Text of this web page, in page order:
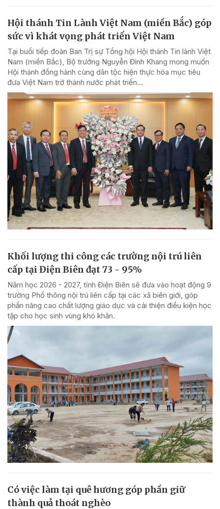
Hội thánh Tin Lành Việt Nam (miền Bắc) góp
sức vì khát vọng phát triển Việt Nam
Tại buổi tiếp đoàn Ban Trị sự Tổng hội Hội thánh Tin lành Việt
Nam (miền Bắc), Bộ trưởng Nguyễn Đình Khang mong muốn
Hội thánh đồng hành cùng dân tộc hiện thực hóa mục tiêu
đưa Việt Nam trở thành nước phát triển...
Khối lượng thi công các trường nội trú liên
cấp tại Điện Biên đạt 73 - 95%
Năm học 2026 - 2027, tỉnh Điện Biên sẽ đưa vào hoạt động 9
trường Phổ thông nội trú liên cấp tại các xã biên giới, góp
phần nâng cao chất lượng giáo dục và cải thiện điều kiện học
tập cho học sinh vùng khó khăn.
Có việc làm tại quê hương góp phần giữ
thành quả thoát nghèo